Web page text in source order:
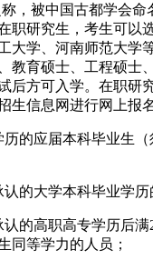
，被中国古都学会命
职研究生，考生可以
大学、河南师范大学
教育硕士、工程硕士
后方可入学。在职研
生信息网进行网上报
应届本科毕业生（
大学本科毕业学历
高职高专学历后满
同等学力的人员；